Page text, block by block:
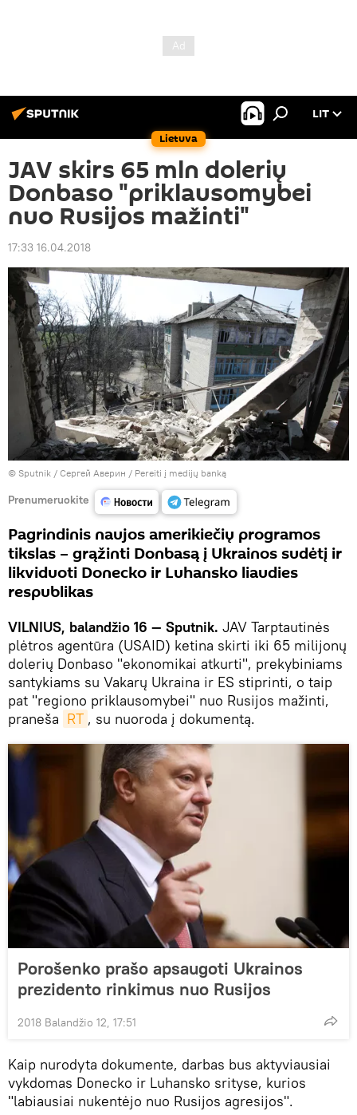
Lietuva
LIT
JAV skirs 65 mln dolerių
Donbaso "priklausomybei
nuo Rusijos mažinti"
17:33 16.04.2018
© Sputnik / Сергей Аверин / Pereiti į medijų banką
Prenumeruokite
Pagrindinis naujos amerikiečių programos
tikslas – grąžinti Donbasą į Ukrainos sudėtį ir
likviduoti Donecko ir Luhansko liaudies
respublikas
VILNIUS, balandžio 16 — Sputnik. JAV Tarptautinės
plėtros agentūra (USAID) ketina skirti iki 65 milijonų
dolerių Donbaso "ekonomikai atkurti", prekybiniams
santykiams su Vakarų Ukraina ir ES stiprinti, o taip
pat "regiono priklausomybei" nuo Rusijos mažinti,
praneša RT , su nuoroda į dokumentą.
Porošenko prašo apsaugoti Ukrainos
prezidento rinkimus nuo Rusijos
2018 Balandžio 12, 17:51
Kaip nurodyta dokumente, darbas bus aktyviausiai
vykdomas Donecko ir Luhansko srityse, kurios
"labiausiai nukentėjo nuo Rusijos agresijos".